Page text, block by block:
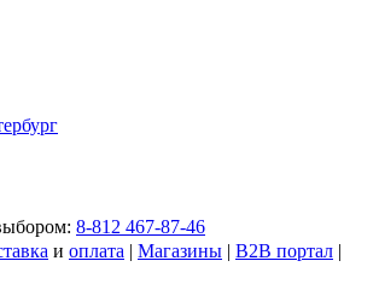
8-812 467-87-46
и оплата | Магазины | B2B портал |